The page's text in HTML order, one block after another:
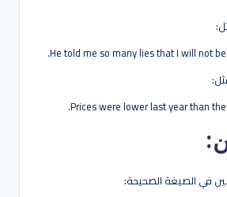
He told me so many lies that I will not
Prices were lower last year than
في الصيغة الصحيحة: